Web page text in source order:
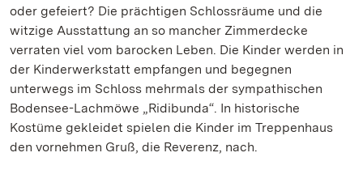
oder gefeiert? Die prächtigen Schlossräume und die
witzige Ausstattung an so mancher Zimmerdecke
verraten viel vom barocken Leben. Die Kinder werden in
der Kinderwerkstatt empfangen und begegnen
unterwegs im Schloss mehrmals der sympathischen
Bodensee-Lachmöwe „Ridibunda“. In historische
Kostüme gekleidet spielen die Kinder im Treppenhaus
den vornehmen Gruß, die Reverenz, nach.